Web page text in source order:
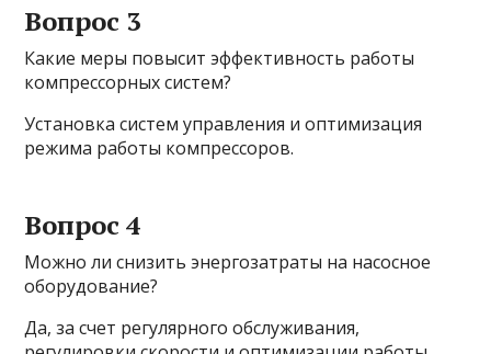
Вопрос 3
Какие меры повысит эффективность работы
компрессорных систем?
Установка систем управления и оптимизация
режима работы компрессоров.
Вопрос 4
Можно ли снизить энергозатраты на насосное
оборудование?
Да, за счет регулярного обслуживания,